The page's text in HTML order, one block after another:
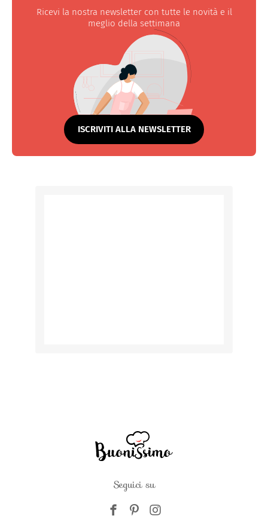
Ricevi la nostra newsletter con tutte le novità e il
meglio della settimana
ISCRIVITI ALLA NEWSLETTER
Seguici su